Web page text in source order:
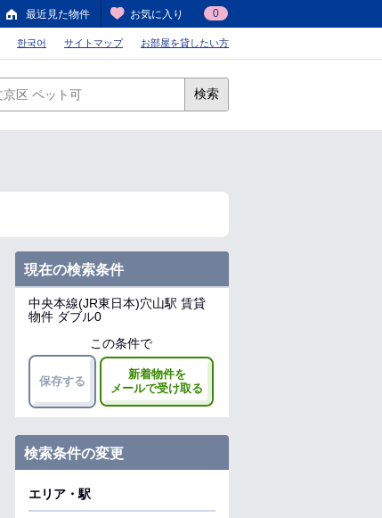
最近見た物件 お気に入り 0
한국어 サイトマップ お部屋を貸したい方
検索
現在の検索条件
中央本線(JR東日本)穴山駅 賃貸
物件 ダブル0
この条件で
保存する
新着物件を
メールで受け取る
検索条件の変更
エリア・駅